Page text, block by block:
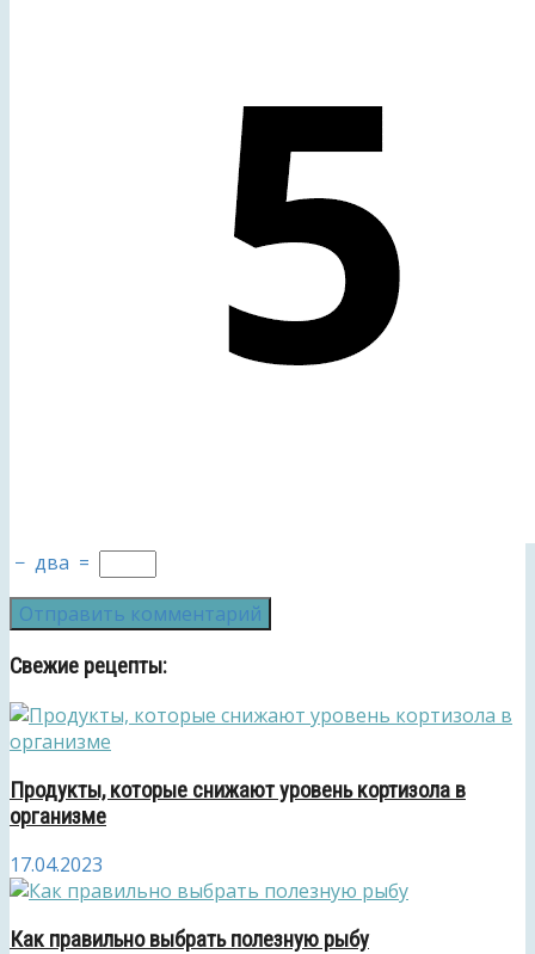
− два =
Свежие рецепты:
Продукты, которые снижают уровень кортизола в
организме
17.04.2023
Как правильно выбрать полезную рыбу